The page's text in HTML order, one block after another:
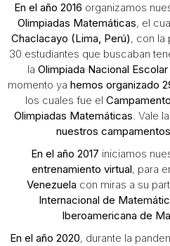
En el año 2016 organizamos
Olimpiadas Matemáticas, el
Chaclacayo (Lima, Perú), con la
30 estudiantes que buscaban
la Olimpiada Nacional
momento ya hemos organizado
los cuales fue el
Olimpiadas Matemáticas. Vale
nuestros
En el año 2017 iniciamos
entrenamiento virtual, para
Venezuela con miras a su
Internacional de
Iberoamericana de
En el año 2020, durante la